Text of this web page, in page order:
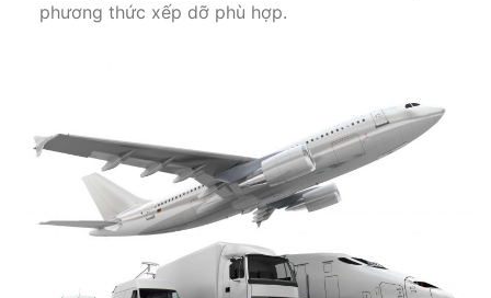
phương thức xếp dỡ phù hợp.